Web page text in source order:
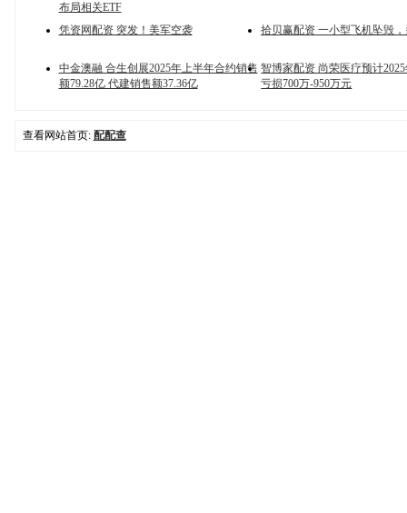
布局相关ETF
凭资网配资 突发！美军空袭 拾贝赢配资 一小型飞机坠毁
中金澳融 合生创展2025年上半年合约销售
额79.28亿 代建销售额37.36亿
智博家配资 尚荣医疗预计
亏损700万-950万元
查看网站首页: 配配查